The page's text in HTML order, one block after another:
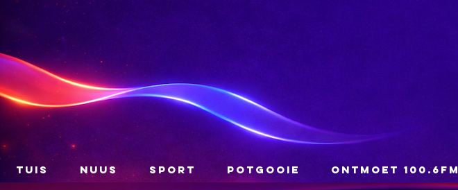
TUIS NUUS SPORT POTGOOIE ONTMOET 100.6FM